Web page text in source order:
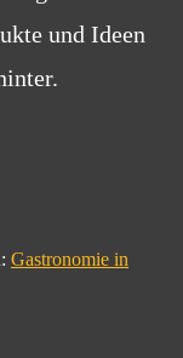
und Ideen
Gastronomie in